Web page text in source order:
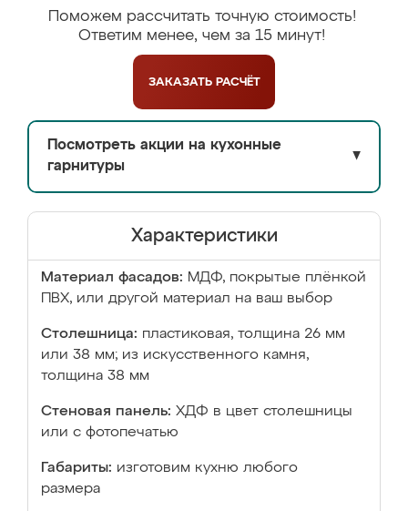
Поможем рассчитать точную стоимость!
Ответим менее, чем за 15 минут!
ЗАКАЗАТЬ РАСЧЁТ
Посмотреть акции на кухонные
гарнитуры
▼
Характеристики
Материал фасадов: МДФ, покрытые плёнкой
ПВХ, или другой материал на ваш выбор
Столешница: пластиковая, толщина 26 мм
или 38 мм; из искусственного камня,
толщина 38 мм
Стеновая панель: ХДФ в цвет столешницы
или с фотопечатью
Габариты: изготовим кухню любого
размера